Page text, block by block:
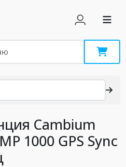
Cambium
1000 GPS Sync